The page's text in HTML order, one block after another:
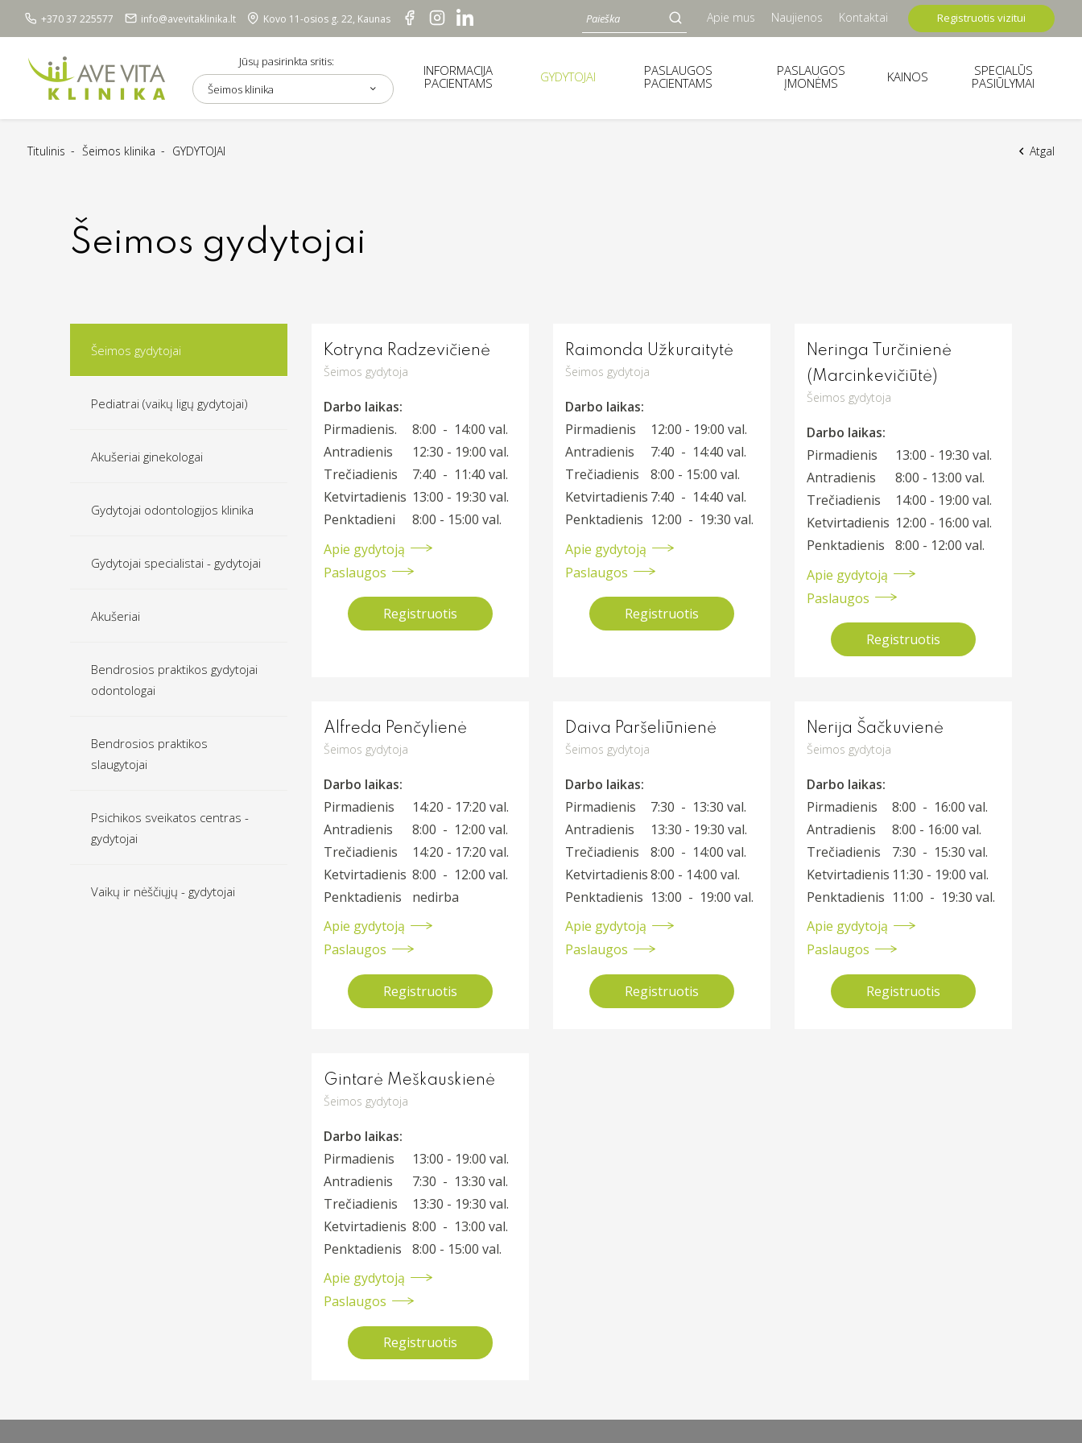
+370 37 225577 info@avevitaklinika.lt Kovo 11-osios g. 22, Kaunas Apie mus Naujienos Kontaktai Registruotis vizitui
Jūsų pasirinkta sritis:
Šeimos klinika
INFORMACIJA
PACIENTAMS
GYDYTOJAI
PASLAUGOS
PACIENTAMS
PASLAUGOS
ĮMONĖMS
KAINOS
SPECIALŪS
PASIŪLYMAI
Titulinis Šeimos klinika GYDYTOJAI Atgal
Šeimos gydytojai
Šeimos gydytojai
Pediatrai (vaikų ligų gydytojai)
Akušeriai ginekologai
Gydytojai odontologijos klinika
Gydytojai specialistai - gydytojai
Akušeriai
Bendrosios praktikos gydytojai
odontologai
Bendrosios praktikos
slaugytojai
Psichikos sveikatos centras -
gydytojai
Vaikų ir nėščiųjų - gydytojai
Kotryna Radzevičienė
Šeimos gydytoja
Darbo laikas:
Pirmadienis.
8:00 - 14:00 val.
Antradienis
12:30 - 19:00 val.
Trečiadienis
7:40 - 11:40 val.
Ketvirtadienis 13:00 - 19:30 val.
Penktadieni
8:00 - 15:00 val.
Apie gydytoją
Paslaugos
Registruotis
Raimonda Užkuraitytė
Šeimos gydytoja
Darbo laikas:
Pirmadienis
12:00 - 19:00 val.
Antradienis
7:40 - 14:40 val.
Trečiadienis
8:00 - 15:00 val.
Ketvirtadienis 7:40 - 14:40 val.
Penktadienis 12:00 - 19:30 val.
Apie gydytoją
Paslaugos
Registruotis
Neringa Turčinienė
(Marcinkevičiūtė)
Šeimos gydytoja
Darbo laikas:
Pirmadienis
13:00 - 19:30 val.
Antradienis
8:00 - 13:00 val.
Trečiadienis
14:00 - 19:00 val.
Ketvirtadienis 12:00 - 16:00 val.
Penktadienis
8:00 - 12:00 val.
Apie gydytoją
Paslaugos
Registruotis
Alfreda Penčylienė
Šeimos gydytoja
Darbo laikas:
Pirmadienis
14:20 - 17:20 val.
Antradienis
8:00 - 12:00 val.
Trečiadienis
14:20 - 17:20 val.
Ketvirtadienis 8:00 - 12:00 val.
Penktadienis
nedirba
Apie gydytoją
Paslaugos
Registruotis
Daiva Paršeliūnienė
Šeimos gydytoja
Darbo laikas:
Pirmadienis
7:30 - 13:30 val.
Antradienis
13:30 - 19:30 val.
Trečiadienis
8:00 - 14:00 val.
Ketvirtadienis8:00 - 14:00 val.
Penktadienis 13:00 - 19:00 val.
Apie gydytoją
Paslaugos
Registruotis
Nerija Šačkuvienė
Šeimos gydytoja
Darbo laikas:
Pirmadienis
8:00 - 16:00 val.
Antradienis
8:00 - 16:00 val.
Trečiadienis
7:30 - 15:30 val.
Ketvirtadienis 11:30 - 19:00 val.
Penktadienis 11:00 - 19:30 val.
Apie gydytoją
Paslaugos
Registruotis
Gintarė Meškauskienė
Šeimos gydytoja
Darbo laikas:
Pirmadienis
13:00 - 19:00 val.
Antradienis
7:30 - 13:30 val.
Trečiadienis
13:30 - 19:30 val.
Ketvirtadienis 8:00 - 13:00 val.
Penktadienis
8:00 - 15:00 val.
Apie gydytoją
Paslaugos
Registruotis